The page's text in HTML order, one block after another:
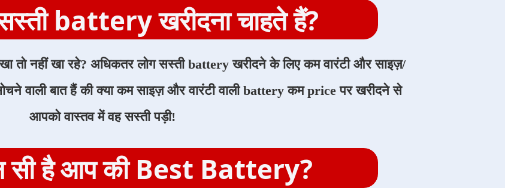
battery खरीदना चाहते हैं?
तो नहीं खा रहे? अधिकतर लोग सस्ती battery खरीदने के लिए कम वारंटी और साइज़/
वाली बात हैं की क्या कम साइज़ और वारंटी वाली battery कम price पर खरीदने से
आपको वास्तव में वह सस्ती पड़ी!
सी है आप की Best Battery?